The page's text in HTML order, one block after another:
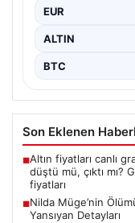
ilaçları…
EUR
ALTIN
BTC
Son Eklenen
■Altın fiyatları canlı
düştü mü, çıktı mı?
fiyatları
■Nilda Müge’nin
Yansıyan Detayları